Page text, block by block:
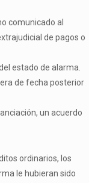
comunicado al
de pagos o
estado de alarma.
de fecha posterior
un acuerdo
ordinarios, los
le hubieran sido